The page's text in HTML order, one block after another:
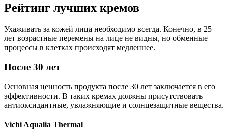
Рейтинг лучших кремов
Ухаживать за кожей лица необходимо всегда. Конечно, в 25
лет возрастные перемены на лице не видны, но обменные
процессы в клетках происходят медленнее.
После 30 лет
Основная ценность продукта после 30 лет заключается в его
эффективности. В таких кремах должны присутствовать
антиоксидантные, увлажняющие и солнцезащитные вещества.
Vichi Aqualia Thermal